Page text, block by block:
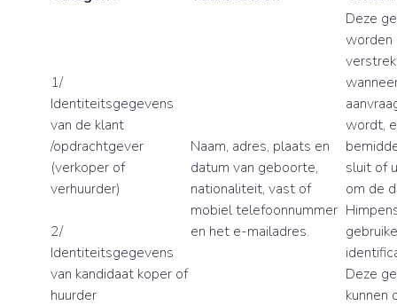
1/
Identiteitsgegevens
van de klant
/opdrachtgever
(verkoper of
verhuurder)
2/
Identiteitsgegevens
van kandidaat koper of
huurder
Naam, adres, plaats en
datum van geboorte,
nationaliteit, vast of
mobiel telefoonnummer
en het e-mailadres.
Deze
worden
wordt,
sluit of
om de
Deze
kunnen